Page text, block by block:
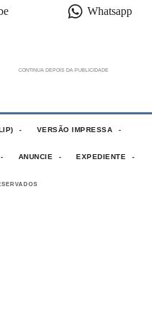
Whatsapp
VERSÃO IMPRESSA
ANUNCIE EXPEDIENTE